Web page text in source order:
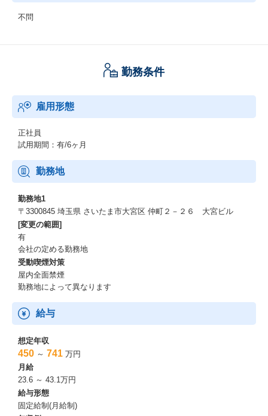
不問
勤務条件
雇用形態
正社員
試用期間：有/6ヶ月
勤務地
勤務地1
〒3300845 埼玉県 さいたま市大宮区 仲町２－２６ 大宮ビル
[変更の範囲]
有
会社の定める勤務地
受動喫煙対策
屋内全面禁煙
勤務地によって異なります
給与
想定年収
450 ～ 741 万円
月給
23.6 ～ 43.1万円
給与形態
固定給制(月給制)